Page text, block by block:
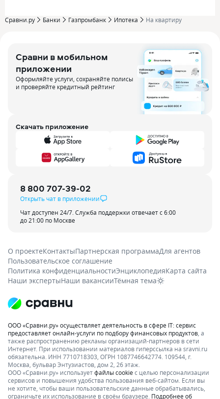
Сравни.ру Банки Газпромбанк Ипотека На квартиру
Сравни в мобильном
приложении
Оформляйте услуги, сохраняйте полисы
и проверяйте кредитный рейтинг
Скачать приложение
8 800 707-39-02
Открыть чат в приложении
Чат доступен 24/7. Служба поддержки отвечает с 6:00
до 21:00 по Москве
О проектеКонтактыПартнерская программаДля агентов
Пользовательское соглашение
Политика конфиденциальностиЭнциклопедияКарта сайта
Наши экспертыНаши вакансииТёмная тема
ООО «Сравни.ру» осуществляет деятельность в сфере IT: сервис
предоставляет онлайн-услуги по подбору финансовых продуктов , а
также распространению рекламы организаций-партнеров в сети
Интернет. При использовании материалов гиперссылка на sravni.ru
обязательна. ИНН 7710718303, ОГРН 1087746642774. 109544, г.
Москва, бульвар Энтузиастов, дом 2, 26 этаж.
ООО «Сравни.ру» используетфайлы cookieс целью персонализации
сервисов и повышения удобства пользования веб-сайтом. Если вы
не хотите, чтобы ваши пользовательские данные обрабатывались,
ограничьте их использование в своём браузере. Подробнее об